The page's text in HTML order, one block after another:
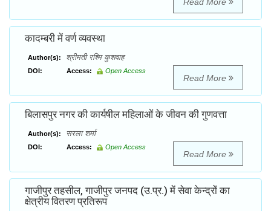
Read More
कादम्बरी में वर्ण व्यवस्था
Author(s): श्रीमती रश्मि कुशवाह
DOI: Access: Open Access
Read More
बिलासपुर नगर की कार्यषील महिलाओं के जीवन की गुणवत्ता
Author(s): सरला शर्मा
DOI: Access: Open Access
Read More
गाजीपुर तहसील, गाजीपुर जनपद (उ.प्र.) में सेवा केन्द्रों का
क्षेत्रीय वितरण प्रतिरूप